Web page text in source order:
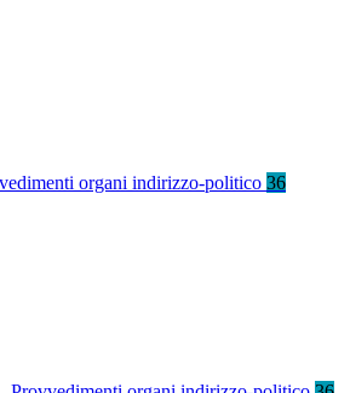
organi indirizzo-politico 36